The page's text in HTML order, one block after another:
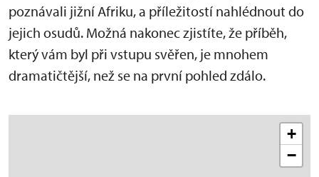
poznávali jižní Afriku, a příležitostí nahlédnout do
jejich osudů. Možná nakonec zjistíte, že příběh,
který vám byl při vstupu svěřen, je mnohem
dramatičtější, než se na první pohled zdálo.
+
−